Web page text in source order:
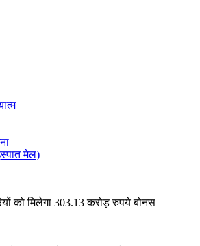
मेल)
को मिलेगा 303.13 करोड़ रुपये बोनस